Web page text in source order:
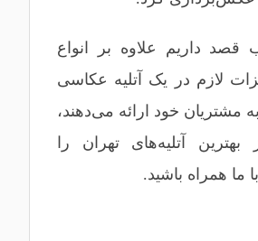
داریم علاوه بر انواع
لازم در یک آتلیه عکاسی
مشتریان خود ارائه می‌دهند،
بهترین آتلیه‌های تهران را
ما همراه باشید.